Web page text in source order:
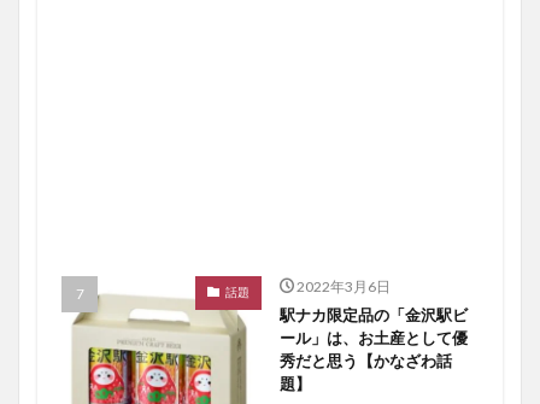
話題 2022年3月6日
駅ナカ限定品の「金沢駅ビ
ール」は、お土産として優
秀だと思う【かなざわ話
題】